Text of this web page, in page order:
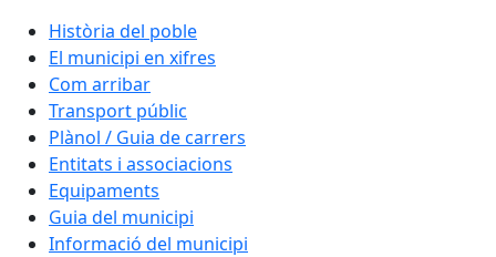
Història del poble
El municipi en xifres
Com arribar
Transport públic
Plànol / Guia de carrers
Entitats i associacions
Equipaments
Guia del municipi
Informació del municipi